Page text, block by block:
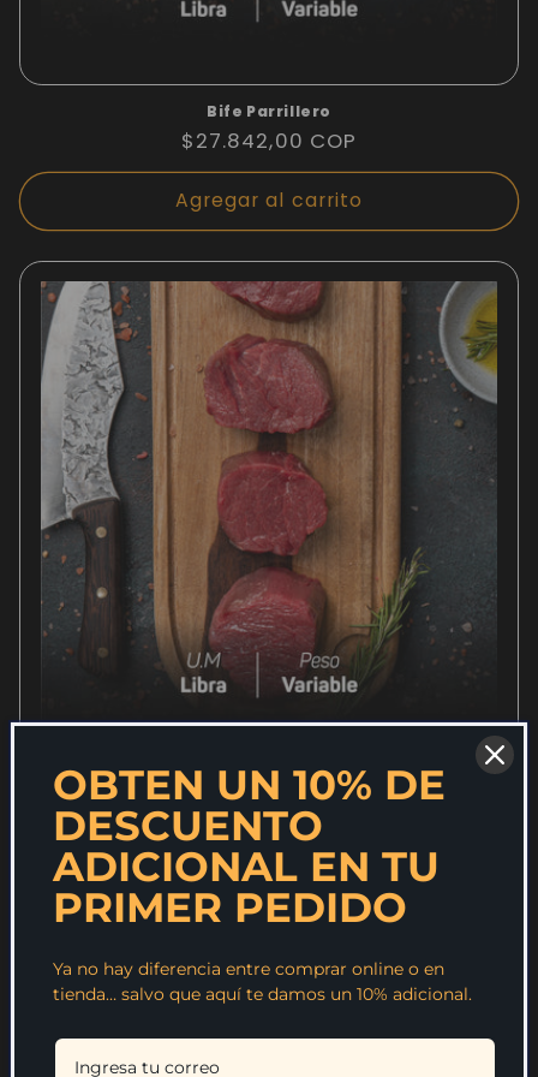
Bife Parrillero
Precio
habitual
$27.842,00 COP
Agregar al carrito
Medallones Lomo Fino
Precio
habitual
$53.801,00 COP
Agregar al carrito
OBTEN UN 10% DE
DESCUENTO
ADICIONAL EN TU
PRIMER PEDIDO
Ya no hay diferencia entre comprar online o en
tienda… salvo que aquí te damos un 10% adicional.